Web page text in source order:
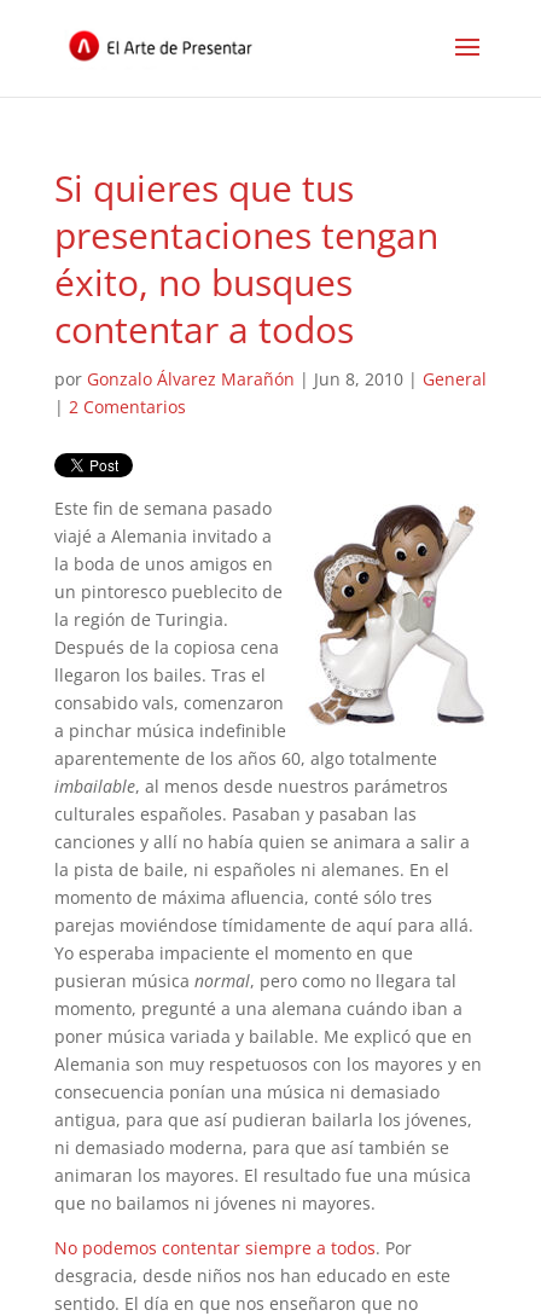
Si quieres que tus
presentaciones tengan
éxito, no busques
contentar a todos
por Gonzalo Álvarez Marañón | Jun 8, 2010| General
| 2 Comentarios
Este fin de semana pasado
viajé a Alemania invitado a
la boda de unos amigos en
un pintoresco pueblecito de
la región de Turingia.
Después de la copiosa cena
llegaron los bailes. Tras el
consabido vals, comenzaron
a pinchar música indefinible
aparentemente de los años 60, algo totalmente
imbailable, al menos desde nuestros parámetros
culturales españoles. Pasaban y pasaban las
canciones y allí no había quien se animara a salir a
la pista de baile, ni españoles ni alemanes. En el
momento de máxima afluencia, conté sólo tres
parejas moviéndose tímidamente de aquí para allá.
Yo esperaba impaciente el momento en que
pusieran música normal, pero como no llegara tal
momento, pregunté a una alemana cuándo iban a
poner música variada y bailable. Me explicó que en
Alemania son muy respetuosos con los mayores y en
consecuencia ponían una música ni demasiado
antigua, para que así pudieran bailarla los jóvenes,
ni demasiado moderna, para que así también se
animaran los mayores. El resultado fue una música
que no bailamos ni jóvenes ni mayores.
No podemos contentar siempre a todos. Por
desgracia, desde niños nos han educado en este
sentido. El día en que nos enseñaron que no